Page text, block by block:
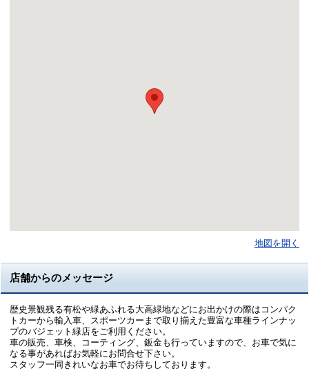
地図を開く
店舗からのメッセージ
歴史景観残る有松や緑あふれる大高緑地などにお出かけの際はコンパク
トカーから輸入車、スポーツカーまで取り揃えた豊富な車種ラインナッ
プのバジェット緑店をご利用ください。
車の販売、車検、コーティング、鈑金も行っていますので、お車で気に
なる事があればお気軽にお問合せ下さい。
スタッフ一同きれいなお車でお待ちしております。